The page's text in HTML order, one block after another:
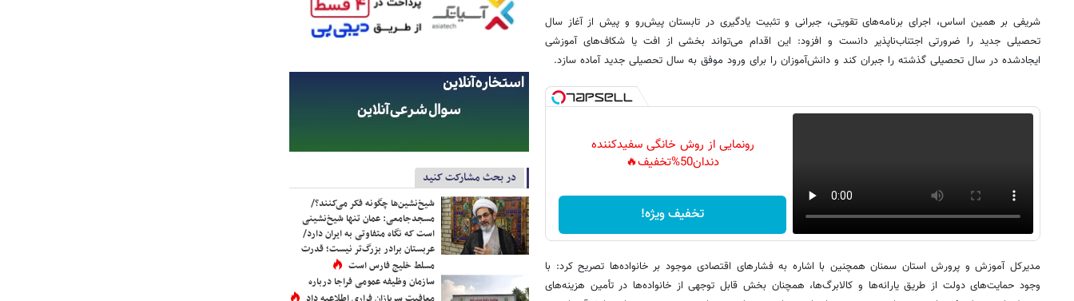
شریفی بر همین اساس، اجرای برنامه‌های تقویتی، جبرانی و تثبیت یادگیری در تابستان پیش‌رو و پیش از آغاز سال
تحصیلی جدید را ضرورتی اجتناب‌ناپذیر دانست و افزود: این اقدام می‌تواند بخشی از افت یا شکاف‌های آموزشی
ایجادشده در سال تحصیلی گذشته را جبران کند و دانش‌آموزان را برای ورود موفق به سال تحصیلی جدید آماده سازد.
رونمایی از روش خانگی سفیدکننده
دندان50%تخفیف🔥
تخفیف ویژه!
مدیرکل آموزش و پرورش استان سمنان همچنین با اشاره به فشارهای اقتصادی موجود بر خانواده‌ها تصریح کرد: با
وجود حمایت‌های دولت از طریق یارانه‌ها و کالابرگ‌ها، همچنان بخش قابل توجهی از خانواده‌ها در تأمین هزینه‌های
در بحث مشارکت کنید
شیخ‌نشین‌ها چگونه فکر می‌کنند؟/
مسجدجامعی: عمان تنها شیخ‌نشینی
است که نگاه متفاوتی به ایران دارد/
عربستان برادر بزرگ‌تر نیست؛ قدرت
مسلط خلیج فارس است
سازمان وظیفه عمومی فراجا درباره